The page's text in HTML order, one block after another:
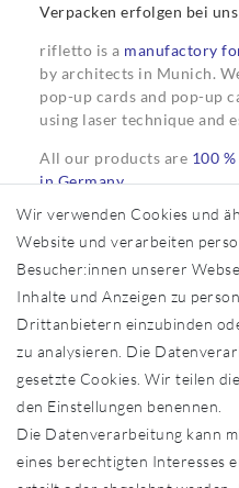
Verpacken erfolgen bei
rifletto is a manufactory
by architects in Munich.
pop-up cards and pop-up
using laser technique and
All our products are 100
in Germany.
Informationen
Über uns
Händler in Ihrer Nähe
Sonderanfertigungen
Zahlung und Versand
Shop-Service
Widerrufs­recht
Wir verwenden Cookies und
Website und verarbeiten
Besucher:innen unserer
Inhalte und Anzeigen zu
Drittanbietern einzubinden
zu analysieren. Die
gesetzte Cookies. Wir teilen
den Einstellungen benennen.
Die Datenverarbeitung kann
eines berechtigten Interesses